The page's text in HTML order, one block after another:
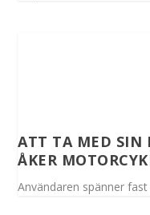
ATT TA MED SIN
ÅKER
Användaren spänner